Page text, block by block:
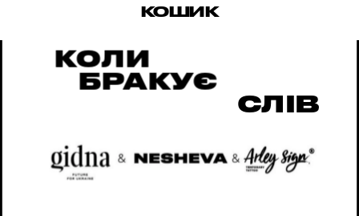
КОЛИ
СЛІВ
БРАКУЄ
КОШИК